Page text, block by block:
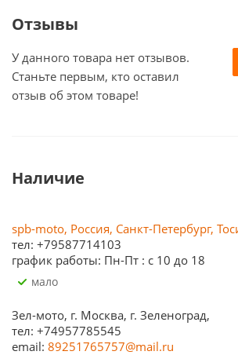
Отзывы
У данного товара нет отзывов.
Станьте первым, кто оставил
отзыв об этом товаре!
Наличие
spb-moto, Россия, Санкт-Петербург,
тел: +79587714103
график работы: Пн-Пт : с 10 до 18
Мало
Зел-мото, г. Москва, г. Зеленоград,
тел: +74957785545
email: 89251765757@mail.ru